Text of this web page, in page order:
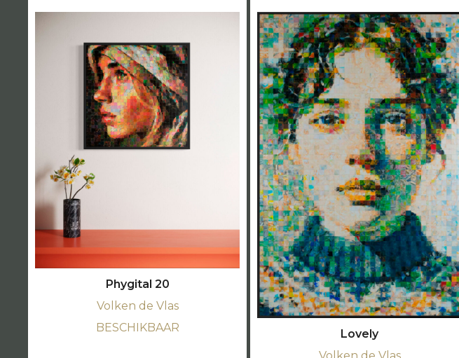
Phygital 20
Volken de Vlas
BESCHIKBAAR
Lovely
Volken de Vlas